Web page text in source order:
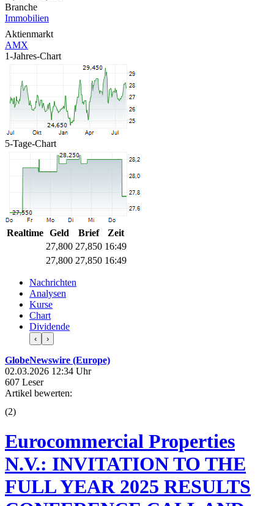
Branche
Immobilien
Aktienmarkt
AMX
1-Jahres-Chart
5-Tage-Chart
Realtime Geld Brief
Zeit
27,800 27,850 16:49
27,800 27,850 16:49
Nachrichten
Analysen
Kurse
Chart
Dividende
‹ ›
GlobeNewswire (Europe)
02.03.2026 12:34 Uhr
607 Leser
Artikel bewerten:
(2)
Eurocommercial Properties
N.V.: INVITATION TO THE
FULL YEAR 2025 RESULTS